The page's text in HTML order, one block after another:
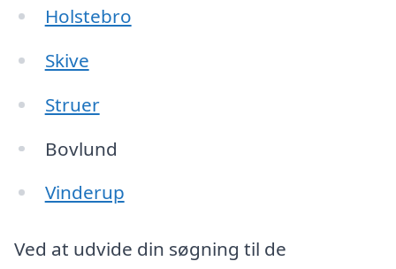
Holstebro
Skive
Struer
Bovlund
Vinderup
Ved at udvide din søgning til de